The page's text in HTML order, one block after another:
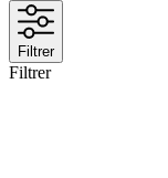
Filtrer
Filtrer